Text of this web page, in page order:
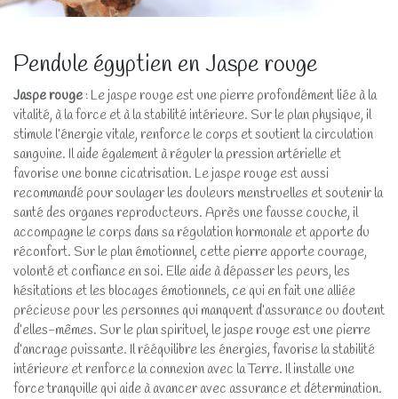
Pendule égyptien en Jaspe rouge
Jaspe rouge : Le jaspe rouge est une pierre profondément liée à la
vitalité, à la force et à la stabilité intérieure. Sur le plan physique, il
stimule l’énergie vitale, renforce le corps et soutient la circulation
sanguine. Il aide également à réguler la pression artérielle et
favorise une bonne cicatrisation. Le jaspe rouge est aussi
recommandé pour soulager les douleurs menstruelles et soutenir la
santé des organes reproducteurs. Après une fausse couche, il
accompagne le corps dans sa régulation hormonale et apporte du
réconfort. Sur le plan émotionnel, cette pierre apporte courage,
volonté et confiance en soi. Elle aide à dépasser les peurs, les
hésitations et les blocages émotionnels, ce qui en fait une alliée
précieuse pour les personnes qui manquent d’assurance ou doutent
d’elles-mêmes. Sur le plan spirituel, le jaspe rouge est une pierre
d’ancrage puissante. Il rééquilibre les énergies, favorise la stabilité
intérieure et renforce la connexion avec la Terre. Il installe une
force tranquille qui aide à avancer avec assurance et détermination.